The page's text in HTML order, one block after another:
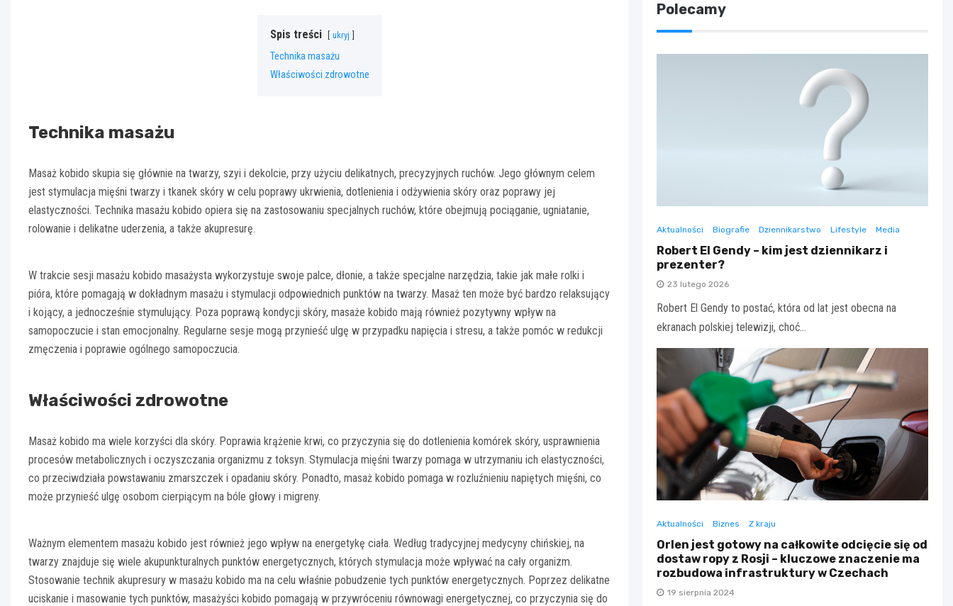
Spis treści ukryj
Technika masażu
Właściwości zdrowotne
Technika masażu
Masaż kobido skupia się głównie na twarzy, szyi i dekolcie, przy użyciu delikatnych, precyzyjnych ruchów. Jego głównym celem
jest stymulacja mięśni twarzy i tkanek skóry w celu poprawy ukrwienia, dotlenienia i odżywienia skóry oraz poprawy jej
elastyczności. Technika masażu kobido opiera się na zastosowaniu specjalnych ruchów, które obejmują pociąganie, ugniatanie,
rolowanie i delikatne uderzenia, a także akupresurę.
W trakcie sesji masażu kobido masażysta wykorzystuje swoje palce, dłonie, a także specjalne narzędzia, takie jak małe rolki i
pióra, które pomagają w dokładnym masażu i stymulacji odpowiednich punktów na twarzy. Masaż ten może być bardzo relaksujący
i kojący, a jednocześnie stymulujący. Poza poprawą kondycji skóry, masaże kobido mają również pozytywny wpływ na
samopoczucie i stan emocjonalny. Regularne sesje mogą przynieść ulgę w przypadku napięcia i stresu, a także pomóc w redukcji
zmęczenia i poprawie ogólnego samopoczucia.
Właściwości zdrowotne
Masaż kobido ma wiele korzyści dla skóry. Poprawia krążenie krwi, co przyczynia się do dotlenienia komórek skóry, usprawnienia
procesów metabolicznych i oczyszczania organizmu z toksyn. Stymulacja mięśni twarzy pomaga w utrzymaniu ich elastyczności,
co przeciwdziała powstawaniu zmarszczek i opadaniu skóry. Ponadto, masaż kobido pomaga w rozluźnieniu napiętych mięśni, co
może przynieść ulgę osobom cierpiącym na bóle głowy i migreny.
Ważnym elementem masażu kobido jest również jego wpływ na energetykę ciała. Według tradycyjnej medycyny chińskiej, na
twarzy znajduje się wiele akupunkturalnych punktów energetycznych, których stymulacja może wpływać na cały organizm.
Stosowanie technik akupresury w masażu kobido ma na celu właśnie pobudzenie tych punktów energetycznych. Poprzez delikatne
uciskanie i masowanie tych punktów, masażyści kobido pomagają w przywróceniu równowagi energetycznej, co przyczynia się do
Polecamy
Aktualności Biografie Dziennikarstwo Lifestyle Media
Robert El Gendy – kim jest dziennikarz i
prezenter?
23 lutego 2026
Robert El Gendy to postać, która od lat jest obecna na
ekranach polskiej telewizji, choć…
Aktualności Biznes Z kraju
Orlen jest gotowy na całkowite odcięcie się od
dostaw ropy z Rosji – kluczowe znaczenie ma
rozbudowa infrastruktury w Czechach
19 sierpnia 2024